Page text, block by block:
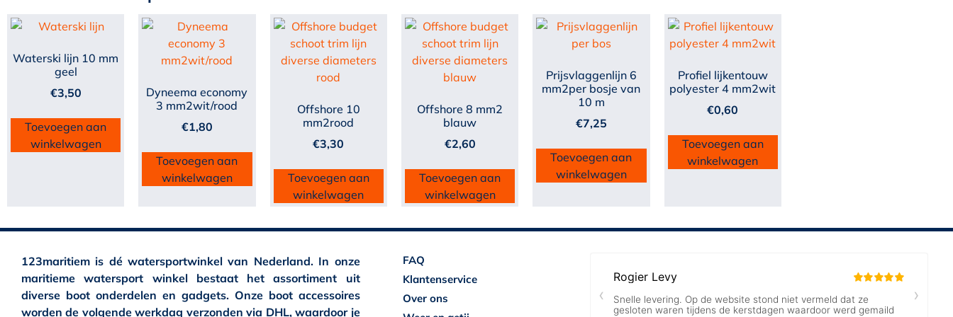
Waterski lijn 10 mm
geel
€3,50
Toevoegen aan
winkelwagen
Dyneema economy
3 mm2wit/rood
€1,80
Toevoegen aan
winkelwagen
Offshore 10
mm2rood
€3,30
Toevoegen aan
winkelwagen
Offshore 8 mm2
blauw
€2,60
Toevoegen aan
winkelwagen
Prijsvlaggenlijn 6
mm2per bosje van
10 m
€7,25
Toevoegen aan
winkelwagen
Profiel lijkentouw
polyester 4 mm2wit
€0,60
Toevoegen aan
winkelwagen
123maritiem is dé watersportwinkel van Nederland. In onze
maritieme watersport winkel bestaat het assortiment uit
diverse boot onderdelen en gadgets. Onze boot accessoires
worden de volgende werkdag verzonden via DHL, waardoor je
FAQ
Klantenservice
Over ons